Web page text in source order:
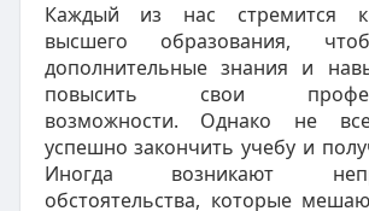
Каждый из нас стремится
высшего образования,
дополнительные знания и
повысить свои
возможности. Однако не
успешно закончить учебу и
Иногда возникают
обстоятельства, которые